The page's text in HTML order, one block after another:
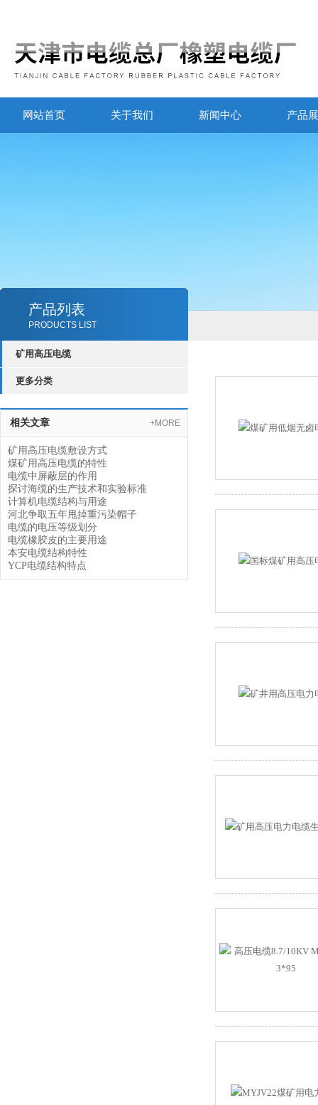
网站首页 关于我们 新闻中心 产品
产品列表
PRODUCTS LIST
矿用高压电缆
更多分类
相关文章 +MORE
矿用高压电缆敷设方式
煤矿用高压电缆的特性
电缆中屏蔽层的作用
探讨海缆的生产技术和实验标准
计算机电缆结构与用途
河北争取五年甩掉重污染帽子
电缆的电压等级划分
电缆橡胶皮的主要用途
本安电缆结构特性
YCP电缆结构特点